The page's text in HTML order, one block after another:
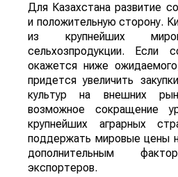
Для Казахстана развитие
и положительную сторону.
из крупнейших
сельхозпродукции. Если
окажется ниже
придется увеличить
культур на внешних
возможное сокращение
крупнейших аграрных
поддержать мировые цены
дополнительным
экспортеров.